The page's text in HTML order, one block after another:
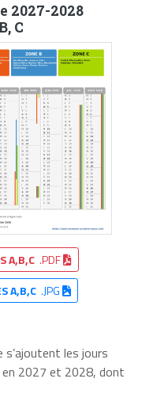
2027-2028
C
A,B,C .PDF
A,B,C.JPG
s’ajoutent les jours
en 2027 et 2028, dont